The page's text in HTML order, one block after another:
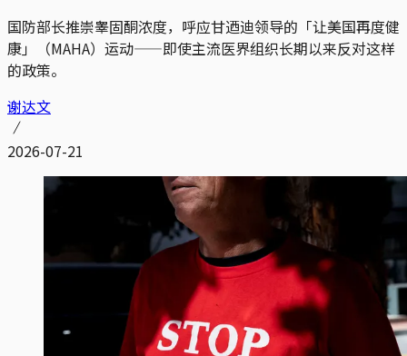
国防部长推崇睾固酮浓度，呼应甘迺迪领导的「让美国再度健
康」（MAHA）运动——即使主流医界组织长期以来反对这样
的政策。
谢达文
2026-07-21